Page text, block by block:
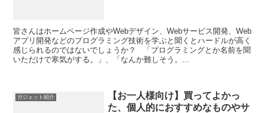
皆さんはホームページ作成やWebデザイン、Webサービス開発、Web
アプリ開発などのプログラミング技術を学ぶと聞くとハードルが高く
感じられるのではないでしょうか？ 「プログラミングとか名前を聞
いただけで寒気がする。」、「なんか難しそう。...
ガジェット紹介
【お一人様向け】買ってよかっ
た、個人的におすすめなものやサ